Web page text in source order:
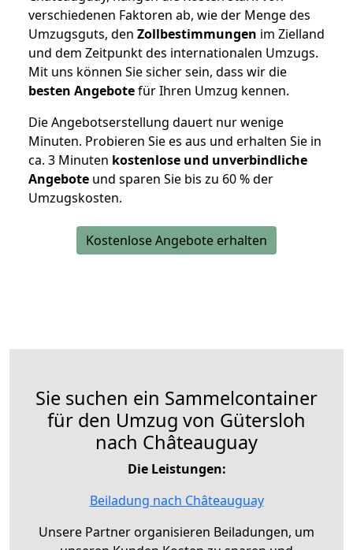
verschiedenen Faktoren ab, wie der Menge des
Umzugsguts, den Zollbestimmungen im Zielland
und dem Zeitpunkt des internationalen Umzugs.
Mit uns können Sie sicher sein, dass wir die
besten Angebotefür Ihren Umzug kennen.
Die Angebotserstellung dauert nur wenige
Minuten. Probieren Sie es aus und erhalten Sie in
ca. 3 Minuten kostenlose und unverbindliche
Angebote und sparen Sie bis zu 60 % der
Umzugskosten.
Kostenlose Angebote erhalten
Sie suchen ein Sammelcontainer
für den Umzug von Gütersloh
nach Châteauguay
Die Leistungen:
Beiladung nach Châteauguay
Unsere Partner organisieren Beiladungen, um